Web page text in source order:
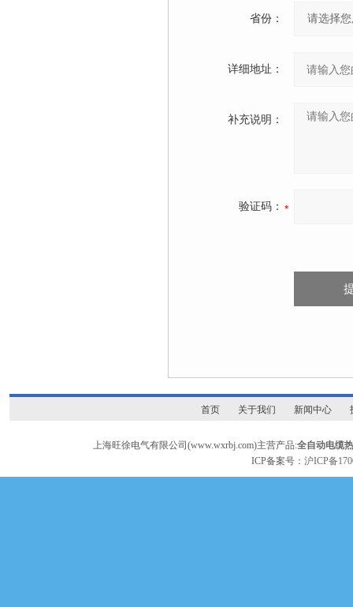
省份：
详细地址：
补充说明：
验证码：
首页 关于我们 新闻中心
上海旺徐电气有限公司(www.wxrbj.com)主营产品:全自动电缆
ICP备案号：沪ICP备